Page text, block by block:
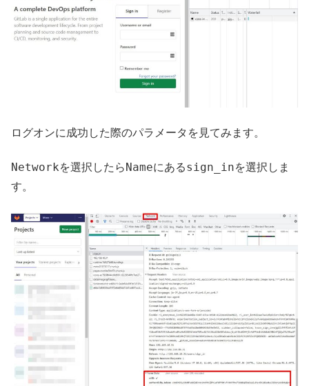
ログオンに成功した際のパラメータを見てみます。
Networkを選択したらNameにあるsign_inを選択しま
す。